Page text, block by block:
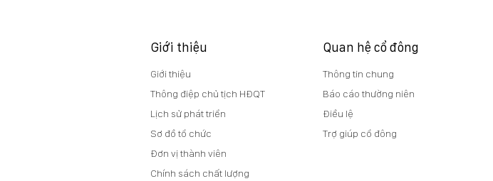
Giới thiệu
Giới thiệu
Thông điệp chủ tịch HĐQT
Lịch sử phát triển
Sơ đồ tổ chức
Đơn vị thành viên
Chính sách chất lượng
Quan hệ cổ đông
Thông tin chung
Báo cáo thường niên
Điều lệ
Trợ giúp cổ đông